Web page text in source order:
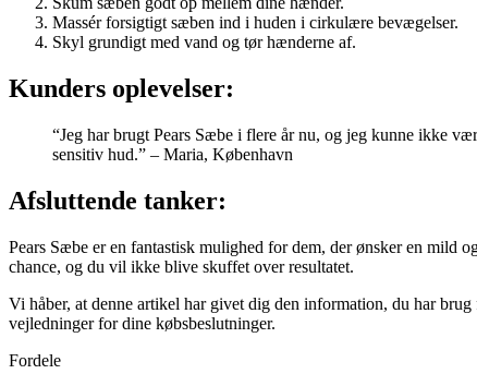
Massér forsigtigt sæben ind i huden i cirkulære bevægelser.
Skyl grundigt med vand og tør hænderne af.
Kunders oplevelser:
“Jeg har brugt Pears Sæbe i flere år nu, og jeg kunne ikke
sensitiv hud.” – Maria, København
Afsluttende tanker:
Pears Sæbe er en fantastisk mulighed for dem, der ønsker en mild
chance, og du vil ikke blive skuffet over resultatet.
Vi håber, at denne artikel har givet dig den information, du har
vejledninger for dine købsbeslutninger.
Fordele